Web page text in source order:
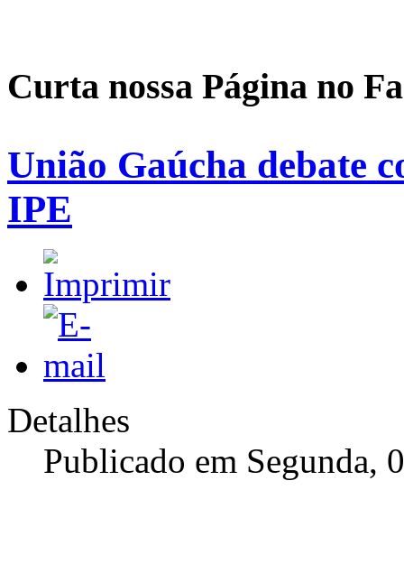
Curta nossa Página no
União Gaúcha debate
IPE
Detalhes
Publicado em Segunda,